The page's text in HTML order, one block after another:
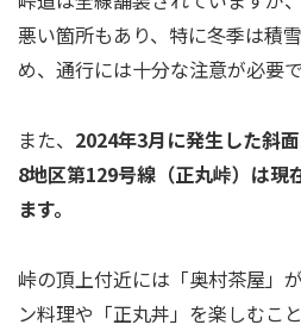
悪い箇所もあり、特に冬季は積
め、通行には十分な注意が必要で
また、 2024年3月に発生した斜
8地区第129号線（正丸峠）は現
ます。
峠の頂上付近には「奥村茶屋」
ン料理や「正丸丼」を楽しむこ